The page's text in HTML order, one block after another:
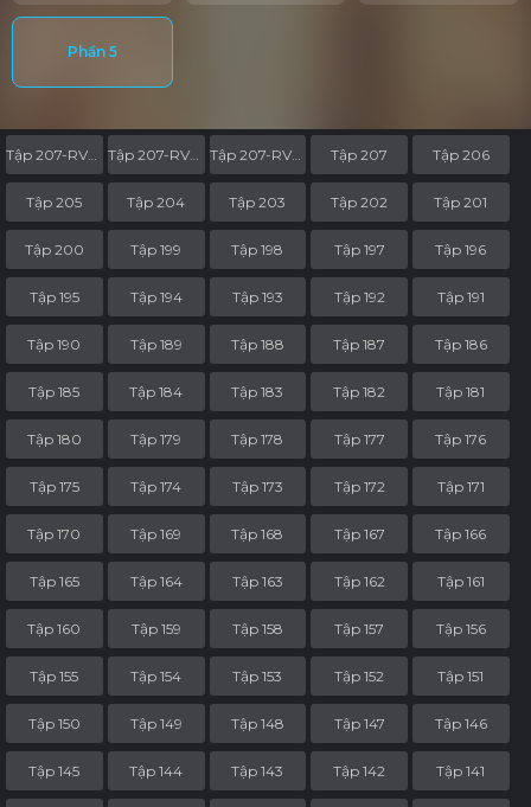
Phần 5
Tập 207-RV04 Tập 207-RV03 Tập 207 Tập 206
Tập 205 Tập 204 Tập 203 Tập 202 Tập 201
Tập 200 Tập 199 Tập 198 Tập 197 Tập 196
Tập 195 Tập 194 Tập 193 Tập 192 Tập 191
Tập 190 Tập 189 Tập 188 Tập 187 Tập 186
Tập 185 Tập 184 Tập 183 Tập 182 Tập 181
Tập 180 Tập 179 Tập 178 Tập 177 Tập 176
Tập 175 Tập 174 Tập 173 Tập 172 Tập 171
Tập 170 Tập 169 Tập 168 Tập 167 Tập 166
Tập 165 Tập 164 Tập 163 Tập 162 Tập 161
Tập 160 Tập 159 Tập 158 Tập 157 Tập 156
Tập 155 Tập 154 Tập 153 Tập 152 Tập 151
Tập 150 Tập 149 Tập 148 Tập 147 Tập 146
Tập 145 Tập 144 Tập 143 Tập 142 Tập 141